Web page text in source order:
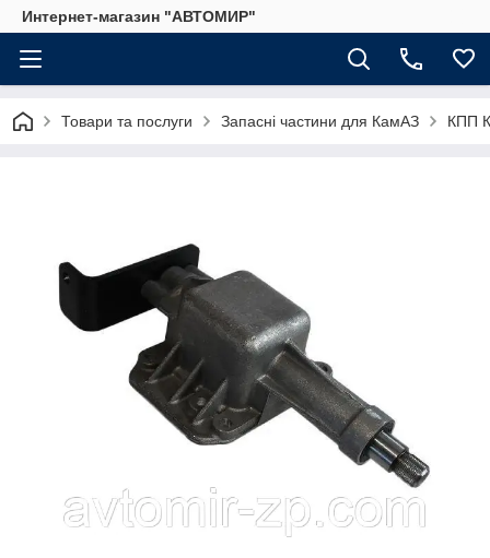
Интернет-магазин "АВТОМИР"
Товари та послуги Запасні частини для КамАЗ КПП